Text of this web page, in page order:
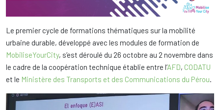
Le premier cycle de formations thématiques sur la mobilité
urbaine durable, développé avec les modules de formation de
MobiliseYourCity, s’est déroulé du 26 octobre au 2 novembre dans
le cadre de la coopération technique établie entre l’AFD, CODATU
et le Ministère des Transports et des Communications du Pérou.